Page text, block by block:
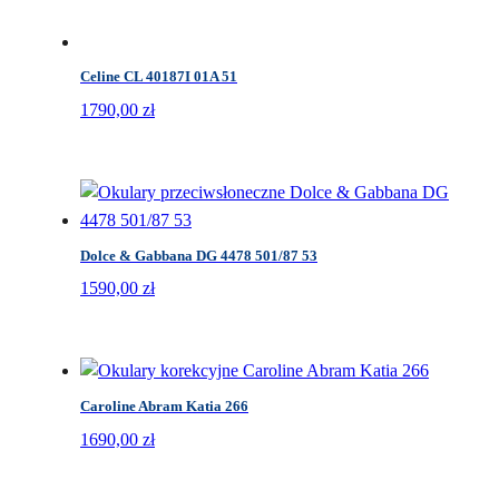
Celine CL 40187I 01A 51
1790,00 zł
Dolce & Gabbana DG 4478 501/87 53
1590,00 zł
Caroline Abram Katia 266
1690,00 zł